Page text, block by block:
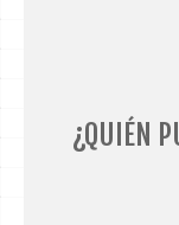
¿QUIÉN
personas de